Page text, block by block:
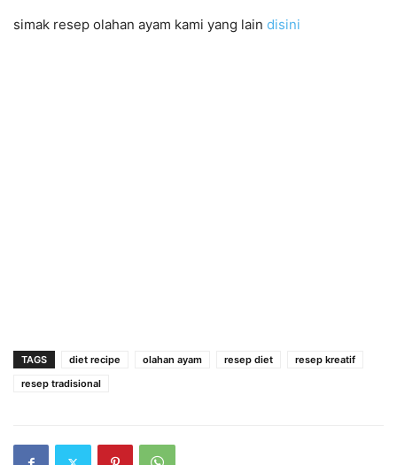
simak resep olahan ayam kami yang lain disini
TAGS diet recipe olahan ayam resep diet
resep kreatif
resep tradisional